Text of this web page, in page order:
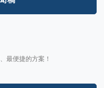
最便捷的方案！